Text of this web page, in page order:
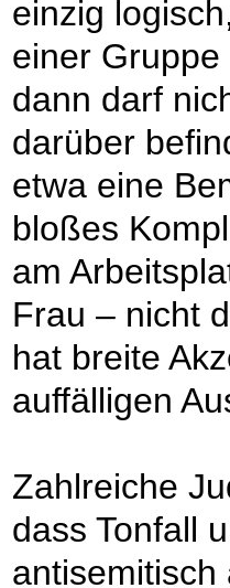
einzig
einer
dann darf
darüber
etwa eine
bloßes
am
Frau – nicht
hat breite
auffälligen
Zahlreiche
dass Tonfall